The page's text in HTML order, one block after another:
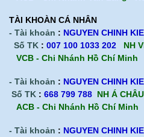
TÀI KHOÀN CÁ NHÂN
- Tài khoản : NGUYEN CHINH
Số TK : 007 100 1033 202
NH
VCB - Chi Nhánh Hồ Chí Minh
- Tài khoản : NGUYEN CHINH
Số TK : 668 799 788 NH Á CHÂU
ACB - Chi Nhánh Hồ Chí Minh
- Tài khoản : NGUYEN CHINH